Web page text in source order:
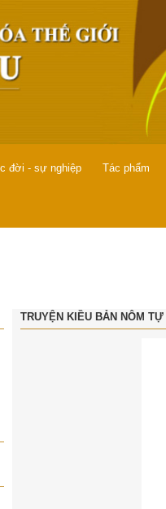
đời - sự nghiệp Tác phẩm
TRUYỆN KIỀU BẢN NÔM